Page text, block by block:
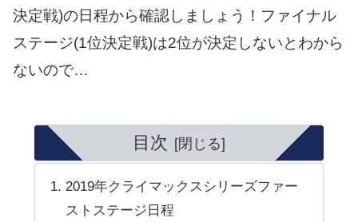
決定戦)の日程から確認しましょう！ファイナル
ステージ(1位決定戦)は2位が決定しないとわから
ないので…
目次
2019年クライマックスシリーズファー
ストステージ日程